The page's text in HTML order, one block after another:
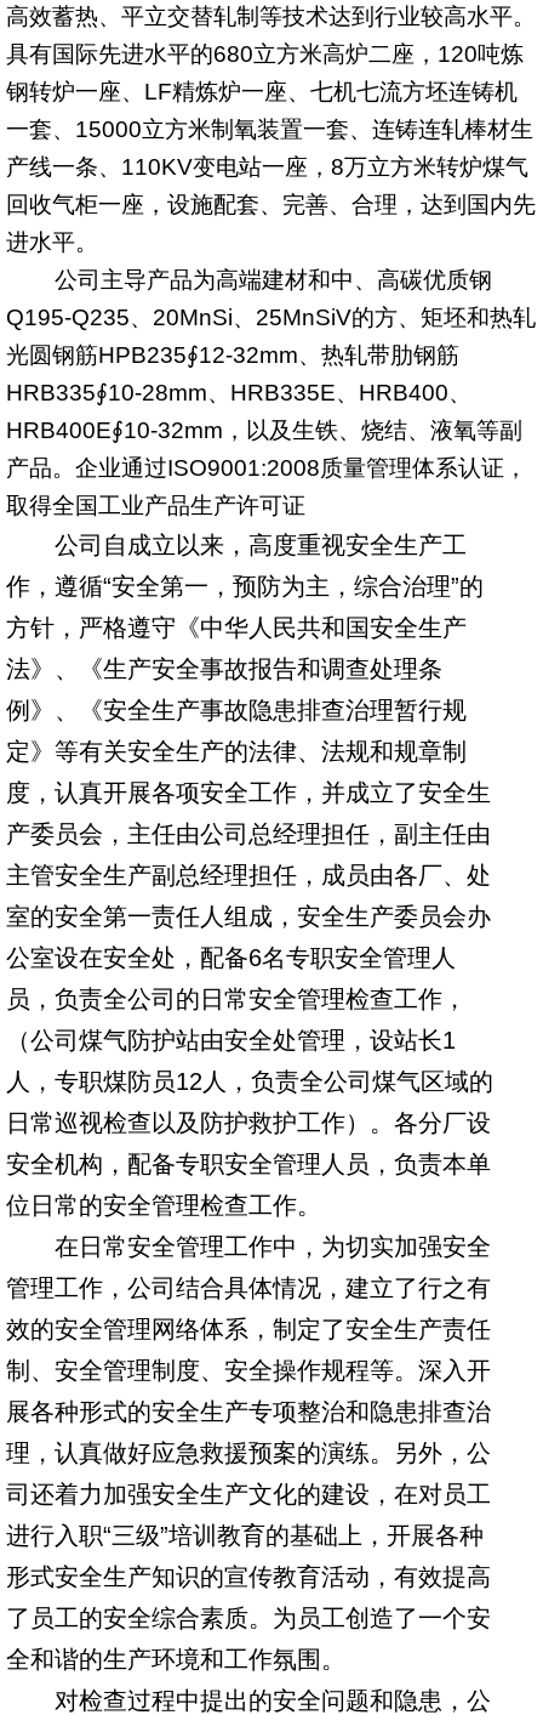
高效蓄热、平立交替轧制等技术达到行业较高水平。
具有国际先进水平的680立方米高炉二座， 120吨炼
钢转炉一座、 LF精炼炉一座、七机七流方坯连铸机
一套、 15000立方米制氧装置一套、连铸连轧棒材生
产线一条、 110KV变电站一座， 8万立方米转炉煤气
回收气柜一座，设施配套、完善、合理，达到国内先
进水平。
公司主导产品为高端建材和中、高碳优质钢
Q195-Q235、 20MnSi、 25MnSiV的方、矩坯和热轧
光圆钢筋HPB235∮12-32mm、热轧带肋钢筋
HRB335∮10-28mm、 HRB335E、 HRB400、
HRB400E∮10-32mm ，以及生铁、烧结、液氧等副
产品。企业通过ISO9001:2008质量管理体系认证，
取得全国工业产品生产许可证
公司自成立以来，高度重视安全生产工
作，遵循“安全第一，预防为主，综合治理”的
方针，严格遵守《中华人民共和国安全生产
法》、《生产安全事故报告和调查处理条
例》、《安全生产事故隐患排查治理暂行规
定》等有关安全生产的法律、法规和规章制
度， 认真开展各项安全工作，并成立了安全生
产委员会，主任由公司总经理担任，副主任由
主管安全生产副总经理担任，成员由各厂、处
室的安全第一责任人组成，安全生产委员会办
公室设在安全处，配备6名专职安全管理人
员，负责全公司的日常安全管理检查工作，
（公司煤气防护站由安全处管理，设站长1
人，专职煤防员12人，负责全公司煤气区域的
日常巡视检查以及防护救护工作）。各分厂设
安全机构，配备专职安全管理人员，负责本单
位日常的安全管理检查工作。
在日常安全管理工作中，为切实加强安全
管理工作，公司结合具体情况，建立了行之有
效的安全管理网络体系，制定了安全生产责任
制、安全管理制度、安全操作规程等。深入开
展各种形式的安全生产专项整治和隐患排查治
理，认真做好应急救援预案的演练。另外，公
司还着力加强安全生产文化的建设，在对员工
进行入职“三级”培训教育的基础上，开展各种
形式安全生产知识的宣传教育活动，有效提高
了员工的安全综合素质。为员工创造了一个安
全和谐的生产环境和工作氛围。
对检查过程中提出的安全问题和隐患，公